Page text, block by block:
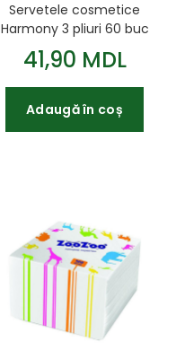
Servetele cosmetice
Harmony 3 pliuri 60 buc
cub
41,90 MDL
Adaugă în coș